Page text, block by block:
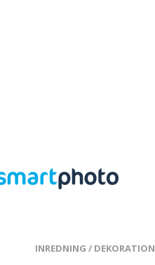
INREDNING / DEKORATION